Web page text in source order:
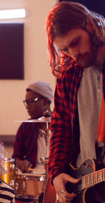
la